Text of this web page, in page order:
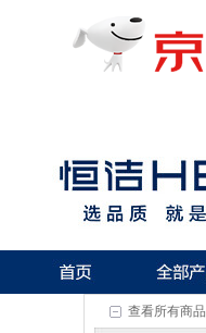
查看所有商品